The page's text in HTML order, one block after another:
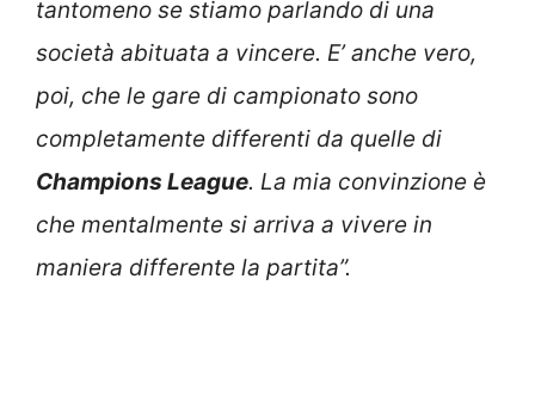
tantomeno se stiamo parlando di una
società abituata a vincere. E’ anche vero,
poi, che le gare di campionato sono
completamente differenti da quelle di
Champions League. La mia convinzione è
che mentalmente si arriva a vivere in
maniera differente la partita”.